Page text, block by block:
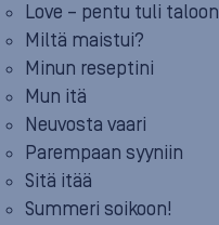
Love – pentu tuli taloon
Miltä maistui?
Minun reseptini
Mun itä
Neuvosta vaari
Parempaan syyniin
Sitä itää
Summeri soikoon!